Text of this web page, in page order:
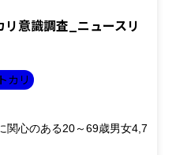
リ意識調査_ニュースリ
カリ
関心のある20～69歳男女4,7